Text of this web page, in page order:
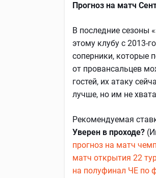
Прогноз на матч
В последние сезоны
этому клубу с 2013-
соперники, которые
от провансальцев
гостей, их атаку
лучше, но им не
Рекомендуемая
Уверен в проходе?
прогноз на матч
матч открытия 22
на полуфинал ЧЕ по